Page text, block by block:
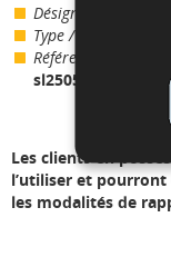
Désignation
Type / Modèle
Référence Shein :
Les clients en
l’utiliser et
les modalités de